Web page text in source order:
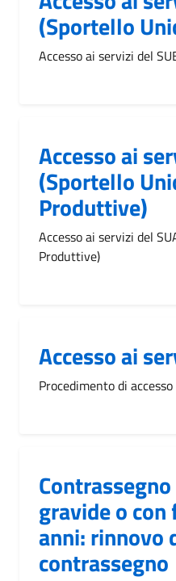
(Sportello
Accesso ai servizi del
Accesso ai
(Sportello
Produttive)
Accesso ai servizi del
Produttive)
Accesso ai
Procedimento di
gravide o
anni: rinnovo
contrassegno